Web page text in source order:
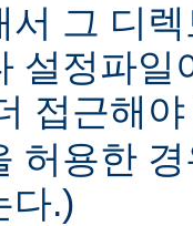
서 그 디
설정파일
접근해
허용한
다.)